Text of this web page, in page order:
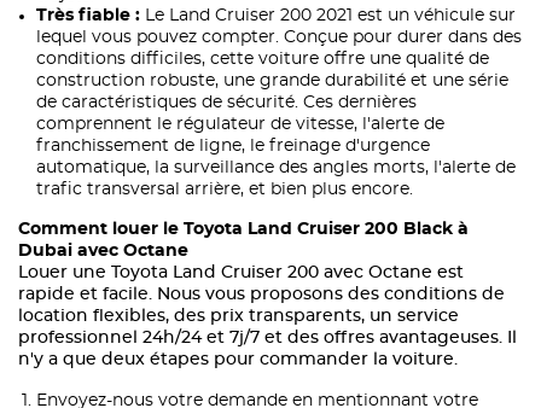
Très fiable : Le Land Cruiser 200 2021 est un véhicule sur
lequel vous pouvez compter. Conçue pour durer dans des
conditions difficiles, cette voiture offre une qualité de
construction robuste, une grande durabilité et une série
de caractéristiques de sécurité. Ces dernières
comprennent le régulateur de vitesse, l'alerte de
franchissement de ligne, le freinage d'urgence
automatique, la surveillance des angles morts, l'alerte de
trafic transversal arrière, et bien plus encore.
Comment louer le Toyota Land Cruiser 200 Black à
Dubai avec Octane
Louer une Toyota Land Cruiser 200 avec Octane est
rapide et facile. Nous vous proposons des conditions de
location flexibles, des prix transparents, un service
professionnel 24h/24 et 7j/7 et des offres avantageuses. Il
n'y a que deux étapes pour commander la voiture.
Envoyez-nous votre demande en mentionnant votre